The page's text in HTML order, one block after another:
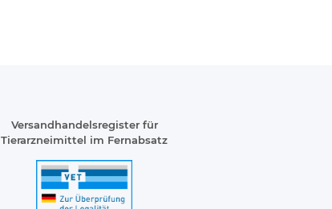
Versandhandelsregister für
Tierarzneimittel im Fernabsatz